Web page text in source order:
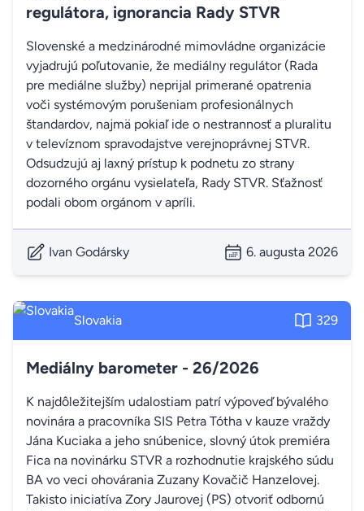
regulátora, ignorancia Rady STVR
Slovenské a medzinárodné mimovládne organizácie
vyjadrujú poľutovanie, že mediálny regulátor (Rada
pre mediálne služby) neprijal primerané opatrenia
voči systémovým porušeniam profesionálnych
štandardov, najmä pokiaľ ide o nestrannosť a pluralitu
v televíznom spravodajstve verejnoprávnej STVR.
Odsudzujú aj laxný prístup k podnetu zo strany
dozorného orgánu vysielateľa, Rady STVR. Sťažnosť
podali obom orgánom v apríli.
Ivan Godársky 6. augusta 2026
Slovakia 329
Mediálny barometer - 26/2026
K najdôležitejším udalostiam patrí výpoveď bývalého
novinára a pracovníka SIS Petra Tótha v kauze vraždy
Jána Kuciaka a jeho snúbenice, slovný útok premiéra
Fica na novinárku STVR a rozhodnutie krajského súdu
BA vo veci ohovárania Zuzany Kovačič Hanzelovej.
Takisto iniciatíva Zory Jaurovej (PS) otvoriť odbornú